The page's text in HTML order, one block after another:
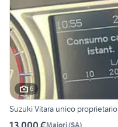
6
Suzuki Vitara unico proprietario
Maiori(SA)